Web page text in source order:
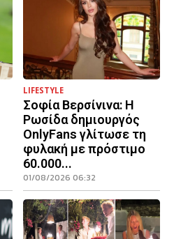
LIFESTYLE
Σοφία Βερσίνινα: Η
Ρωσίδα δημιουργός
OnlyFans γλίτωσε τη
φυλακή με πρόστιμο
60.000...
01/08/2026 06:32